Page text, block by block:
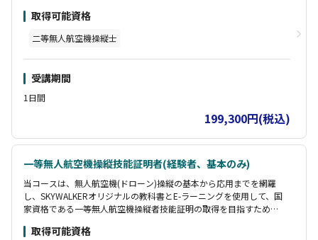
この講習は基本講習のみのコースとなります。(座学・修了審査含む)
別途、E-ラーニング費用が必要です。
・DIPSマニュアル 包括申請編
・DIPS2.0 飛行計画通報マニュアル
取得可能資格
二等無人航空機操縦士
受講期間
1日間
199,300円(税込)
一等無人航空機操縦技能証明者(経験者、基本のみ)
当コースは、無人航空機(ドローン)操縦の基本から応用までを網羅
し、SKYWALKERオリジナルの教科書とE-ラーニングを使用して、国
家資格である一等無人航空機操縦者技能証明の取得を目指すための
取得可能資格